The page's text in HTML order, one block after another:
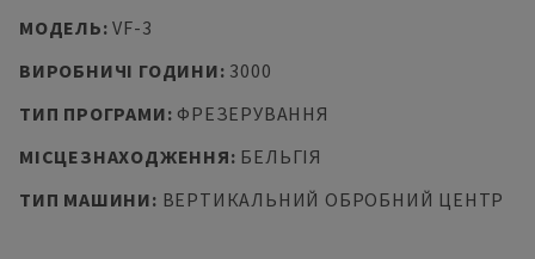
МОДЕЛЬ:VF-3
ВИРОБНИЧІ ГОДИНИ: 3000
ТИП ПРОГРАМИ: ФРЕЗЕРУВАННЯ
МІСЦЕЗНАХОДЖЕННЯ: БЕЛЬГІЯ
ТИП МАШИНИ: ВЕРТИКАЛЬНИЙ ОБРОБНИЙ ЦЕНТР